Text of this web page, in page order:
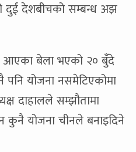
दुई देशबीचको सम्बन्ध अझ
आएका बेला भएको २० बुँदे
पनि योजना नसमेटिएकोमा
दाहालले सम्झौतामा
कुनै योजना चीनले बनाइदिने